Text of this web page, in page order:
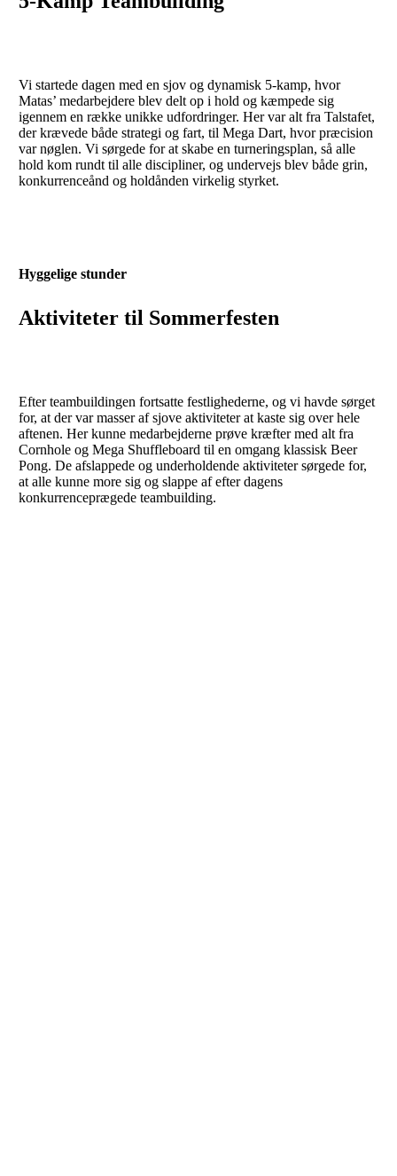
Vi startede dagen med en sjov og dynamisk 5-kamp, hvor
Matas’ medarbejdere blev delt op i hold og kæmpede sig
igennem en række unikke udfordringer. Her var alt fra Talstafet,
der krævede både strategi og fart, til Mega Dart, hvor præcision
var nøglen. Vi sørgede for at skabe en turneringsplan, så alle
hold kom rundt til alle discipliner, og undervejs blev både grin,
konkurrenceånd og holdånden virkelig styrket.
Hyggelige stunder
Aktiviteter til Sommerfesten
Efter teambuildingen fortsatte festlighederne, og vi havde sørget
for, at der var masser af sjove aktiviteter at kaste sig over hele
aftenen. Her kunne medarbejderne prøve kræfter med alt fra
Cornhole og Mega Shuffleboard til en omgang klassisk Beer
Pong. De afslappede og underholdende aktiviteter sørgede for,
at alle kunne more sig og slappe af efter dagens
konkurrenceprægede teambuilding.